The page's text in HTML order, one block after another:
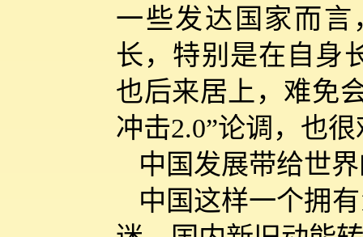
一些发达国家而
长，特别是在自身
也后来居上，难免
冲击2.0”论调，也
中国发展带给世
中国这样一个拥